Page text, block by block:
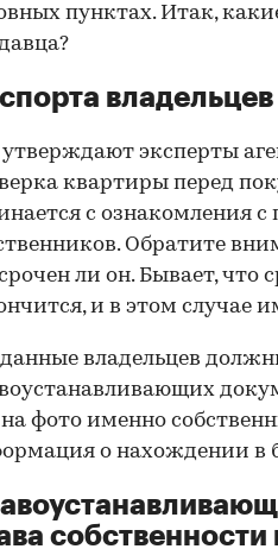
пунктах. Итак,
эксперты
квартиры перед
с ознакомления
Обратите
ли он. Бывает, что
и в этом случае
владельцев
фото именно
о нахождении в
собственности